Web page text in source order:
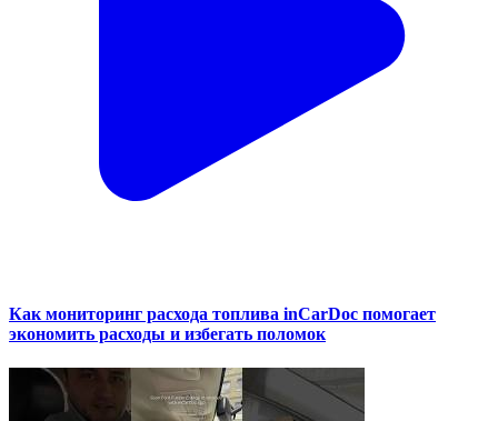
Как мониторинг расхода топлива inCarDoc помогает
экономить расходы и избегать поломок